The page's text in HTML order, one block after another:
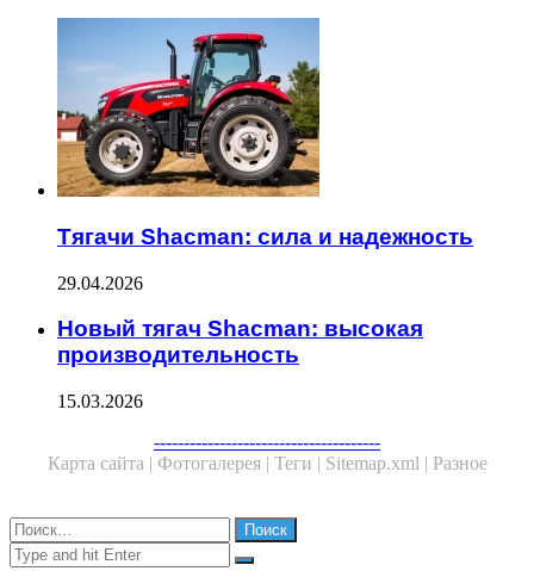
Тягачи Shacman: сила и надежность
29.04.2026
Новый тягач Shacman: высокая
производительность
15.03.2026
--------------------------------------
Карта сайта | Фотогалерея | Теги | Sitemap.xml | Разное
Close
Найти:
Close